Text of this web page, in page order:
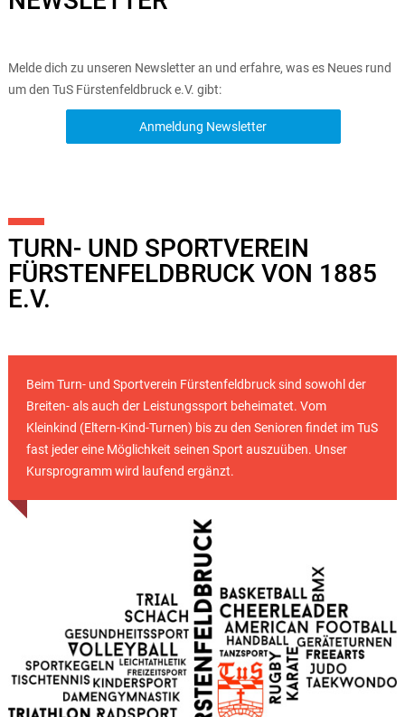
Melde dich zu unseren Newsletter an und erfahre, was es Neues rund
um den TuS Fürstenfeldbruck e.V. gibt:
Anmeldung Newsletter
TURN- UND SPORTVEREIN
FÜRSTENFELDBRUCK VON 1885
E.V.
Beim Turn- und Sportverein Fürstenfeldbruck sind sowohl der
Breiten- als auch der Leistungssport beheimatet. Vom
Kleinkind (Eltern-Kind-Turnen) bis zu den Senioren findet im TuS
fast jeder eine Möglichkeit seinen Sport auszuüben. Unser
Kursprogramm wird laufend ergänzt.